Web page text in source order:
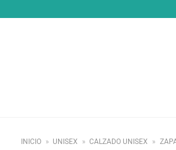
al
INICIO » UNISEX » CALZADO UNISEX »